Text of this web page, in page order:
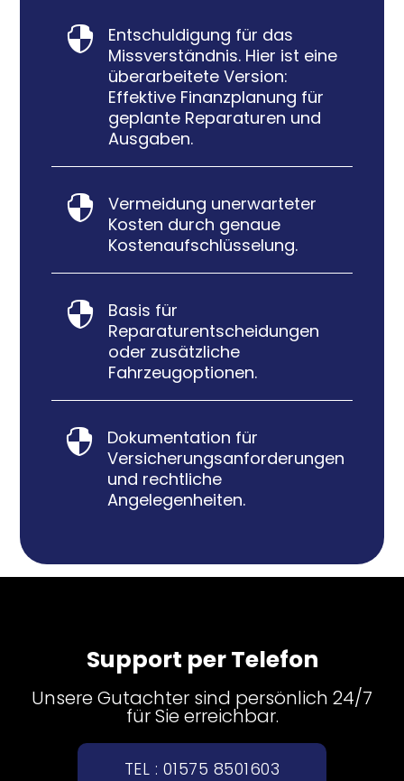

Entschuldigung für das
Missverständnis. Hier ist eine
überarbeitete Version:
Effektive Finanzplanung für
geplante Reparaturen und
Ausgaben.

Vermeidung unerwarteter
Kosten durch genaue
Kostenaufschlüsselung.

Basis für
Reparaturentscheidungen
oder zusätzliche
Fahrzeugoptionen.

Dokumentation für
Versicherungsanforderungen
und rechtliche
Angelegenheiten.
Support per Telefon
Unsere Gutachter sind persönlich 24/7
für Sie erreichbar.
TEL : 01575 8501603